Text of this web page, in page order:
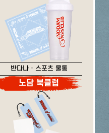
반다나 · 스포츠 물통
노담 북클럽